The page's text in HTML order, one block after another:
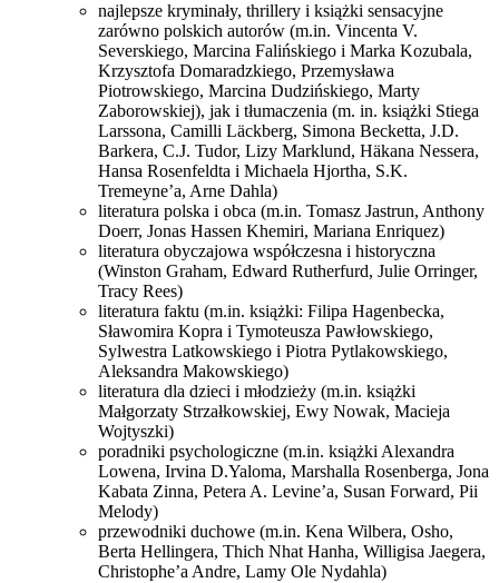
najlepsze kryminały, thrillery i książki sensacyjne
zarówno polskich autorów (m.in. Vincenta V.
Severskiego, Marcina Falińskiego i Marka Kozubala,
Krzysztofa Domaradzkiego, Przemysława
Piotrowskiego, Marcina Dudzińskiego, Marty
Zaborowskiej), jak i tłumaczenia (m. in. książki Stiega
Larssona, Camilli Läckberg, Simona Becketta, J.D.
Barkera, C.J. Tudor, Lizy Marklund, Häkana Nessera,
Hansa Rosenfeldta i Michaela Hjortha, S.K.
Tremeyne’a, Arne Dahla)
literatura polska i obca (m.in. Tomasz Jastrun, Anthony
Doerr, Jonas Hassen Khemiri, Mariana Enriquez)
literatura obyczajowa współczesna i historyczna
(Winston Graham, Edward Rutherfurd, Julie Orringer,
Tracy Rees)
literatura faktu (m.in. książki: Filipa Hagenbecka,
Sławomira Kopra i Tymoteusza Pawłowskiego,
Sylwestra Latkowskiego i Piotra Pytlakowskiego,
Aleksandra Makowskiego)
literatura dla dzieci i młodzieży (m.in. książki
Małgorzaty Strzałkowskiej, Ewy Nowak, Macieja
Wojtyszki)
poradniki psychologiczne (m.in. książki Alexandra
Lowena, Irvina D.Yaloma, Marshalla Rosenberga, Jona
Kabata Zinna, Petera A. Levine’a, Susan Forward, Pii
Melody)
przewodniki duchowe (m.in. Kena Wilbera, Osho,
Berta Hellingera, Thich Nhat Hanha, Willigisa Jaegera,
Christophe’a Andre, Lamy Ole Nydahla)